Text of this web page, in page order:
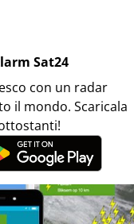
Sat24
con un radar
il mondo. Scaricala